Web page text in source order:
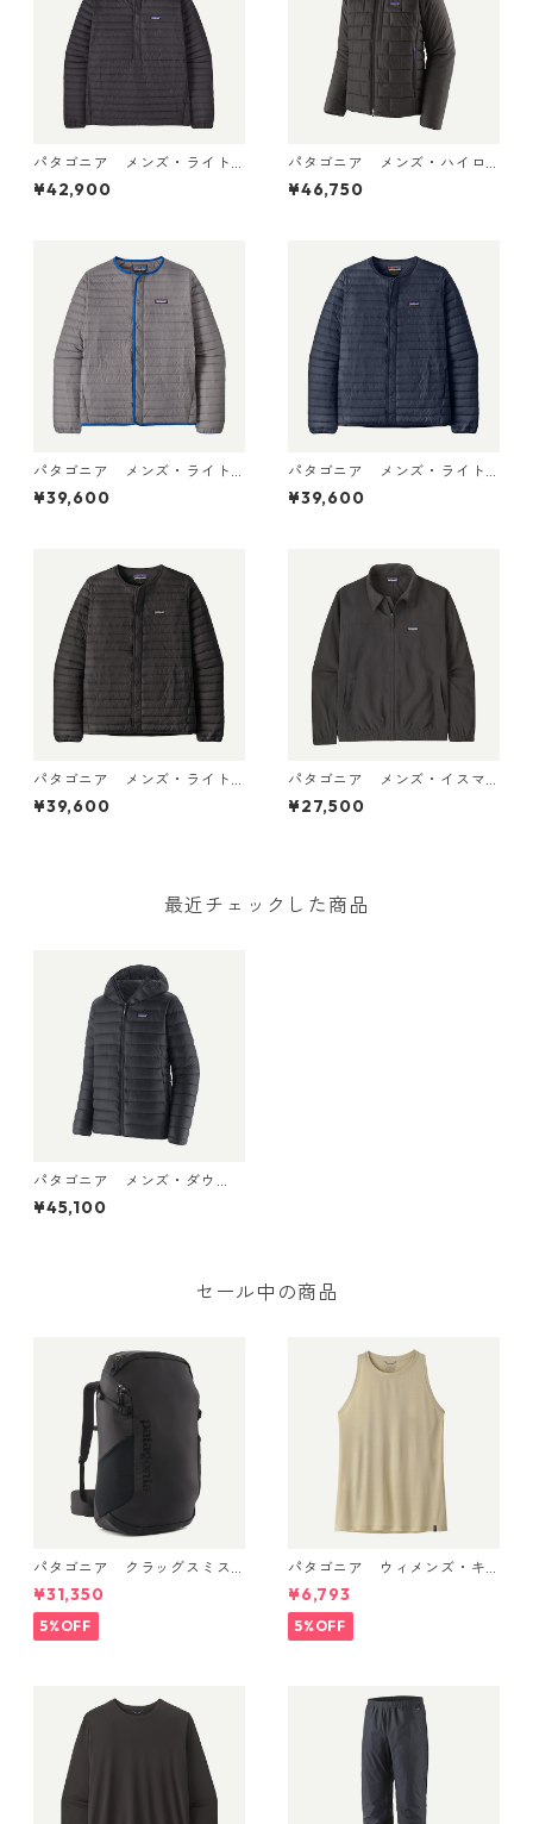
パタゴニア メンズ・ライト
ウェイト・ダウン・セータ
ー・プルオーバー Black 319
¥42,900
パタゴニア メンズ・ハイロ
フト・ナノ・パフ・フーデ
¥46,750
パタゴニア メンズ・ライト
ウェイト・ダウン・セータ
ー・カーディガン Noble Gr
¥39,600
パタゴニア メンズ・ライト
ウェイト・ダウン・セータ
ー・カーディガン New Navy
¥39,600
パタゴニア メンズ・ライト
ウェイト・ダウン・セータ
ー・カーディガン Black 319
¥39,600
パタゴニア メンズ・イスマ
ス・アンラインド・ジャケッ
ト Ink Black 20455 日本正規
¥27,500
最近チェックした商品
パタゴニア メンズ・ダウ
ン・セーター・フーディ (カ
ラー Black) Patagonia Men's
¥45,100
セール中の商品
パタゴニア クラッグスミス
パック 45L ブラック 48066 P
atagonia Cragsmith Pack 日
本正規品
¥31,350
5%OFF
パタゴニア ウィメンズ・キ
ャプリーン・クール・ウルト
ラ・タンク Pumice - Dyno W
hite X-Dye 44740 日本正規
品
¥6,793
5%OFF